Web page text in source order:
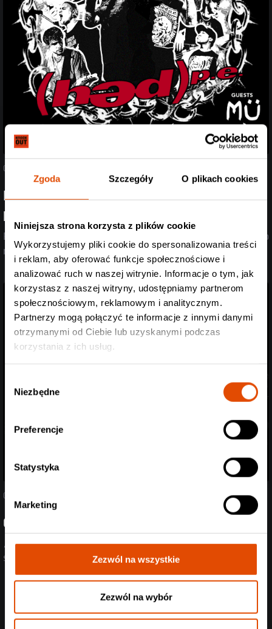
Zgoda Szczegóły O plikach cookies
Niniejsza strona korzysta z plików cookie
Wykorzystujemy pliki cookie do spersonalizowania treści
i reklam, aby oferować funkcje społecznościowe i
analizować ruch w naszej witrynie. Informacje o tym, jak
korzystasz z naszej witryny, udostępniamy partnerom
społecznościowym, reklamowym i analitycznym.
Partnerzy mogą połączyć te informacje z innymi danymi
otrzymanymi od Ciebie lub uzyskanymi podczas
korzystania z ich usług.
zgody
Niezbędne
Preferencje
Statystyka
Marketing
Zezwól na wszystkie
Zezwól na wybór
05.08.2026
Poznaliśmy support Spineshank i Hed PE! Przed
headlinerami wystąpią Mü
Post-rock, przebojowe refreny i death metal w jednym? Dla nich to
nie problem!
04.08.2026
Ghøstkid wraca z nową płytą!
„Follow the White Rabbit” ukaże się 2 października, promuje go
singiel „Ivory”.